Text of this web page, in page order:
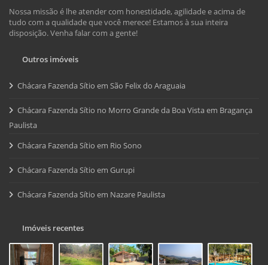
Nossa missão é lhe atender com honestidade, agilidade e acima de
tudo com a qualidade que você merece! Estamos à sua inteira
disposição. Venha falar com a gente!
Outros imóveis
Chácara Fazenda Sítio em São Felix do Araguaia
Chácara Fazenda Sítio no Morro Grande da Boa Vista em Bragança
Paulista
Chácara Fazenda Sítio em Rio Sono
Chácara Fazenda Sítio em Gurupi
Chácara Fazenda Sítio em Nazare Paulista
Imóveis recentes